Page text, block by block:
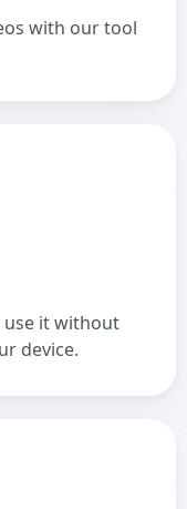
with our tool
use it without
device.